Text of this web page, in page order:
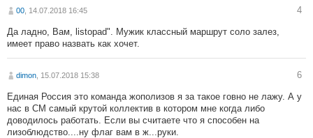
00 , 14.07.2018 16:45 4
Да ладно, Вам, listopad". Мужик классный маршрут соло залез,
имеет право назвать как хочет.
dimon , 15.07.2018 15:38 6
Единая Россия это команда жополизов я за такое говно не лажу. А у
нас в СМ самый крутой коллектив в котором мне когда либо
доводилось работать. Если вы считаете что я способен на
лизоблюдство....ну флаг вам в ж...руки.